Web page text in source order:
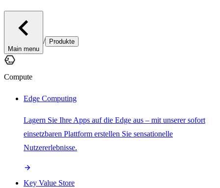
Main menu
/ Produkte
Compute
Edge Computing
Lagern Sie Ihre Apps auf die Edge aus – mit unserer sofort
einsetzbaren Plattform erstellen Sie sensationelle
Nutzererlebnisse.
Key Value Store